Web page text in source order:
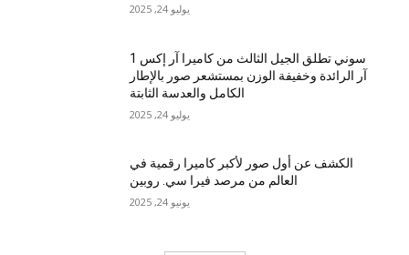
يوليو 24, 2025
سوني تطلق الجيل الثالث من كاميرا آر إكس 1
آر الرائدة وخفيفة الوزن بمستشعر صور بالإطار
الكامل والعدسة الثابتة
يوليو 24, 2025
الكشف عن أول صور لأكبر كاميرا رقمية في
العالم من مرصد فيرا سي. روبين
يونيو 24, 2025